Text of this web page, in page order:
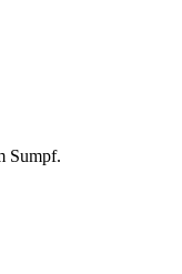
Sumpf.